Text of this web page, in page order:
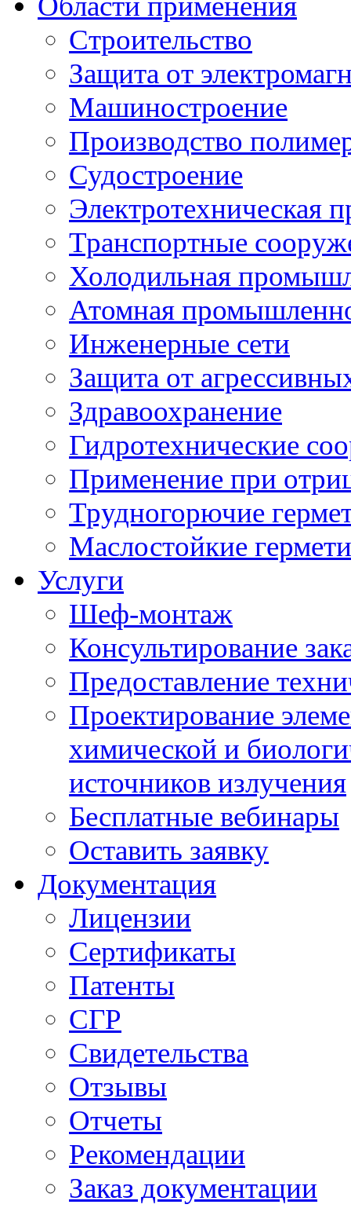
Строительство
Защита от
Машиностроение
Производство
Судостроение
Электротехническая
Транспортные
Холодильная
Атомная
Инженерные сети
Защита от
Здравоохранение
Гидротехнические
Применение при
Трудногорючие
Маслостойкие
Услуги
Шеф-монтаж
Консультирование
Предоставление
Проектирование
химической и
источников излучения
Бесплатные вебинары
Оставить заявку
Документация
Лицензии
Сертификаты
Патенты
СГР
Свидетельства
Отзывы
Отчеты
Рекомендации
Заказ документации